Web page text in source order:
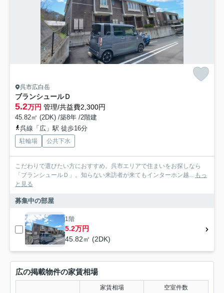
呉市広白岳
ブランシュールＤ
5.2万円 管理/共益費2,300円
45.82㎡ (2DK) /築8年 /2階建
呉線「広」駅 徒歩16分
駐輪場 公共下水
こだわりで選びたい方におすすめ。呉市エリアで住まいをお探しなら
「ブランシュールＤ」。知らない来訪者が来てもインターホン越... もっ
と見る
募集中の部屋
1階
5.2万円
45.82㎡ (2DK)
広の掲載物件の家賃相場
家賃相場 空室件数